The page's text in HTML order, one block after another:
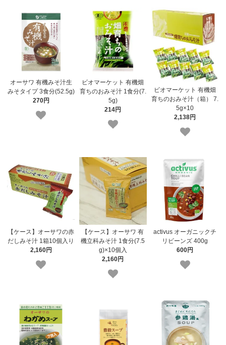
オーサワ 有機みそ汁生
みそタイプ 3食分(52.5g)
270円
ビオマーケット 有機畑
育ちのおみそ汁 1食分(7.
5g)
214円
ビオマーケット 有機畑
育ちのおみそ汁（箱） 7.
5g×10
2,138円
【ケース】オーサワの赤
だしみそ汁 1箱10個入り
2,160円
【ケース】オーサワ 有
機立科みそ汁 1食分(7.5
g)×10個入
2,160円
activus オーガニックチ
リビーンズ 400g
600円